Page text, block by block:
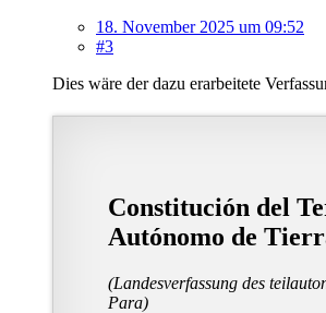
18. November 2025 um 09:52
#3
Dies wäre der dazu erarbeitete
Constitución del
Autónomo de
(Landesverfassung des
Para)